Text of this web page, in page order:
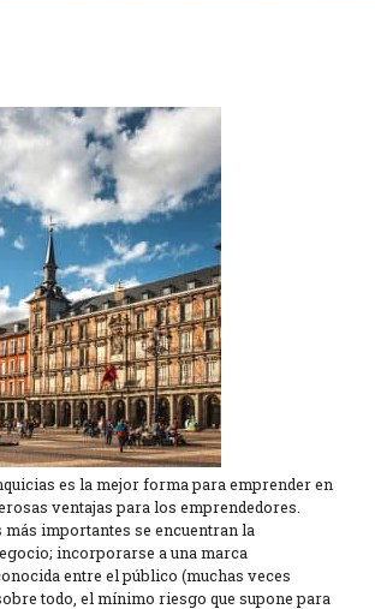
es la mejor forma para emprender en
ventajas para los emprendedores.
más importantes se encuentran la
incorporarse a una marca
entre el público (muchas veces
todo, el mínimo riesgo que supone para